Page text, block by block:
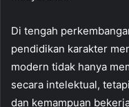
Di tengah
pendidikan karakter
modern tidak hanya
secara intelektual,
dan kemampuan